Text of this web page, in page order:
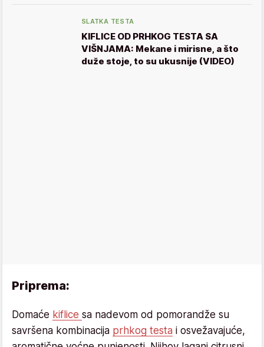
SLATKA TESTA
KIFLICE OD PRHKOG TESTA SA
VIŠNJAMA: Mekane i mirisne, a što
duže stoje, to su ukusnije (VIDEO)
Priprema:
Domaće kiflice sa nadevom od pomorandže su
savršena kombinacija prhkog testa i osvežavajuće,